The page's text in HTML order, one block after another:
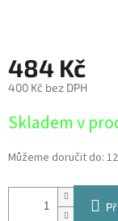
484 Kč
400 Kč bez DPH
cena:
Skladem v
Můžeme doručit do: